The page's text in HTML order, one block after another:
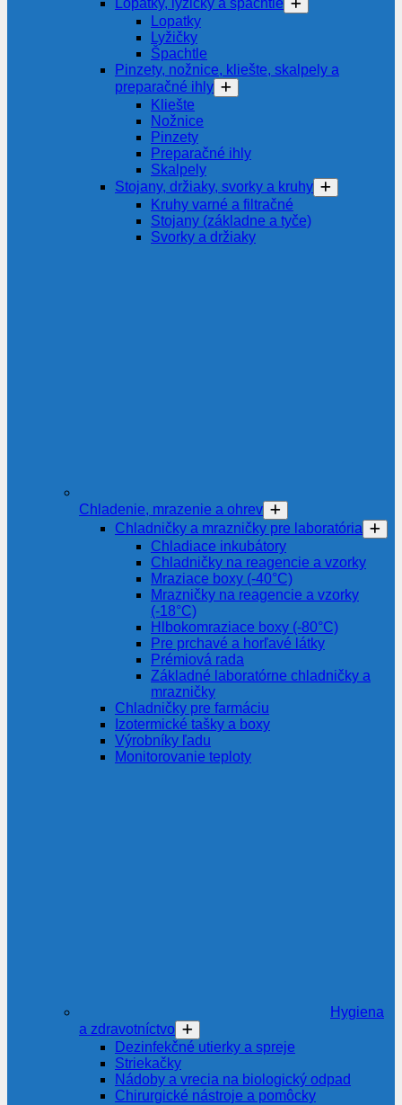
Lopatky, lyžičky a špachtle
Lopatky
Lyžičky
Špachtle
Pinzety, nožnice, kliešte, skalpely a
preparačné ihly
Kliešte
Nožnice
Pinzety
Preparačné ihly
Skalpely
Stojany, držiaky, svorky a kruhy
Kruhy varné a filtračné
Stojany (základne a tyče)
Svorky a držiaky
Chladenie, mrazenie a ohrev
Chladničky a mrazničky pre laboratória
Chladiace inkubátory
Chladničky na reagencie a vzorky
Mraziace boxy (-40°C)
Mrazničky na reagencie a vzorky
(-18°C)
Hlbokomraziace boxy (-80°C)
Pre prchavé a horľavé látky
Prémiová rada
Základné laboratórne chladničky a
mrazničky
Chladničky pre farmáciu
Izotermické tašky a boxy
Výrobníky ľadu
Monitorovanie teploty
Hygiena
a zdravotníctvo
Dezinfekčné utierky a spreje
Striekačky
Nádoby a vrecia na biologický odpad
Chirurgické nástroje a pomôcky